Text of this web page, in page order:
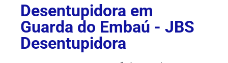
Desentupidora em
Guarda do Embaú - JBS
Desentupidora